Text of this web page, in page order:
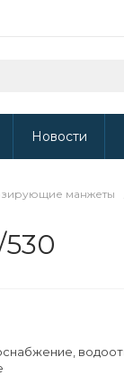
Новости
манжеты